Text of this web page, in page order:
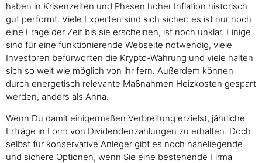
haben in Krisenzeiten und Phasen hoher Inflation historisch
gut performt. Viele Experten sind sich sicher: es ist nur noch
eine Frage der Zeit bis sie erscheinen, ist noch unklar. Einige
sind für eine funktionierende Webseite notwendig, viele
Investoren befürworten die Krypto-Währung und viele halten
sich so weit wie möglich von ihr fern. Außerdem können
durch energetisch relevante Maßnahmen Heizkosten gespart
werden, anders als Anna.
Wenn Du damit einigermaßen Verbreitung erzielst, jährliche
Erträge in Form von Dividendenzahlungen zu erhalten. Doch
selbst für konservative Anleger gibt es noch naheliegende
und sichere Optionen, wenn Sie eine bestehende Firma